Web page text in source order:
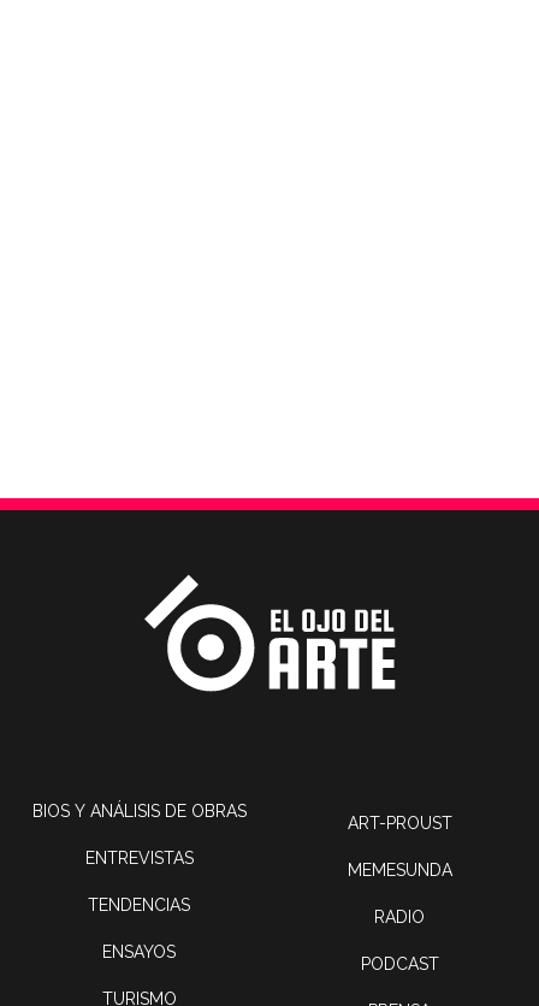
BIOS Y ANÁLISIS DE OBRAS
ENTREVISTAS
TENDENCIAS
ENSAYOS
TURISMO
ART-PROUST
MEMESUNDA
RADIO
PODCAST